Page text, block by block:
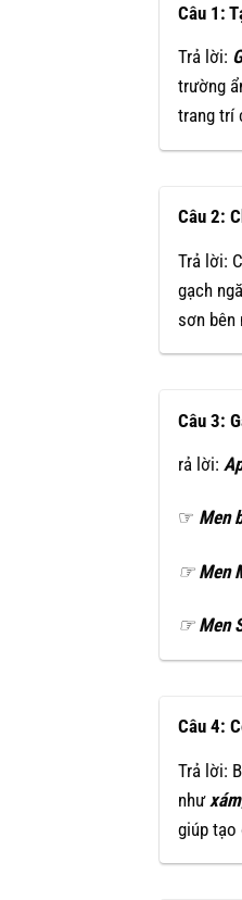
Câu 1:
Trả lời:
trường
trang trí
Câu 2:
Trả lời:
gạch
sơn bên
Câu 3:
rả lời:
☞ Men
☞ Men
☞ Men
Câu 4:
Trả lời:
như xám
giúp tạo